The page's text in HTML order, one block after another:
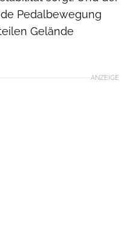
Pedalbewegung
Gelände
ANZEIGE